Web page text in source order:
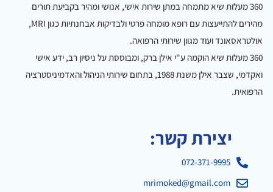
360 מעלות שיא מתמחה במתן שירות אישי, אנושי ומהיר בקביעת תורים
מהירים להתייעצות עם רופא מומחה פרטי ולבדיקות אבחנתיות כגון MRI,
אולטראסאונד ועוד מגוון שירותי הרפואה.
360 מעלות שיא הוקמה ע"י אילן ברק, ומבוססת על ניסיון רב, ידע אישי
ואקדמי, שצבר אילן משנת 1988, בתחום שירותי הניהול והאדמיניסטרציה
הרפואית.
יצירת קשר:
072-371-9995
mrimoked@gmail.com